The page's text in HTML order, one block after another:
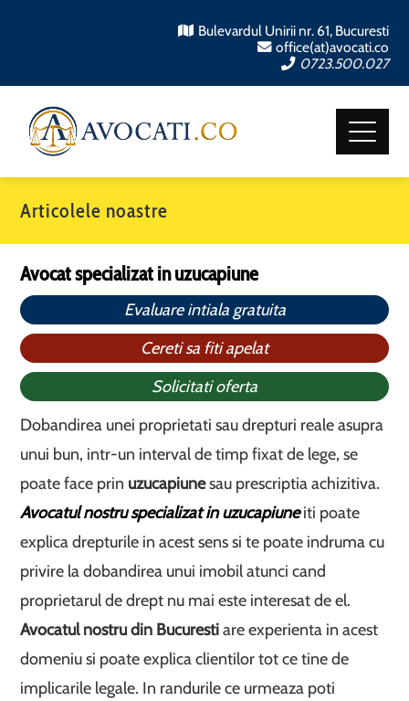
Bulevardul Unirii nr. 61, Bucuresti
office(at)avocati.co
0723.500.027
Articolele noastre
Avocat specializat in uzucapiune
Evaluare intiala gratuita
Cereti sa fiti apelat
Solicitati oferta
Dobandirea unei proprietati sau drepturi reale asupra
unui bun, intr-un interval de timp fixat de lege, se
poate face prin uzucapiunesau prescriptia achizitiva.
Avocatul nostru specializat in uzucapiuneiti poate
explica drepturile in acest sens si te poate indruma cu
privire la dobandirea unui imobil atunci cand
proprietarul de drept nu mai este interesat de el.
Avocatul nostru din Bucurestiare experienta in acest
domeniu si poate explica clientilor tot ce tine de
implicarile legale. In randurile ce urmeaza poti